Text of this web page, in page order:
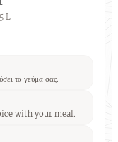
L
το γεύμα σας.
with your meal.